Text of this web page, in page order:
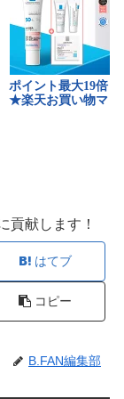
貢献します！
はてブ
コピー
B.FAN編集部